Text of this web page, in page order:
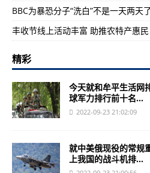
BBC为暴恐分子“洗白”不是一天两天
丰收节线上活动丰富 助推农特产惠民
精彩
今天就和牟平生活网
球军力排行前十名...
2022-09-23 21:02:09
就中美俄现役的常规
上我国的战斗机排...